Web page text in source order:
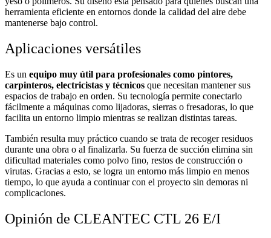
herramienta eficiente en entornos donde la calidad del aire debe
mantenerse bajo control.
Aplicaciones versátiles
Es un equipo muy útil para profesionales como pintores,
carpinteros, electricistas y técnicos que necesitan mantener sus
espacios de trabajo en orden. Su tecnología permite conectarlo
fácilmente a máquinas como lijadoras, sierras o fresadoras, lo que
facilita un entorno limpio mientras se realizan distintas tareas.
También resulta muy práctico cuando se trata de recoger residuos
durante una obra o al finalizarla. Su fuerza de succión elimina sin
dificultad materiales como polvo fino, restos de construcción o
virutas. Gracias a esto, se logra un entorno más limpio en menos
tiempo, lo que ayuda a continuar con el proyecto sin demoras ni
complicaciones.
Opinión de CLEANTEC CTL 26 E/I